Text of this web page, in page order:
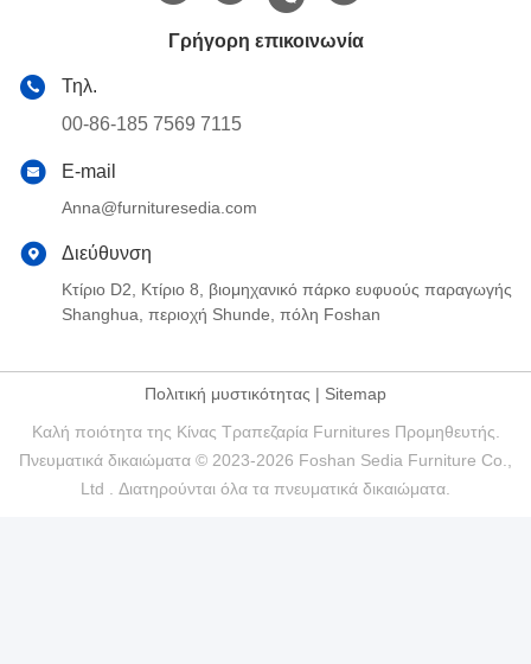
Γρήγορη επικοινωνία
Τηλ.
00-86-185 7569 7115
E-mail
Anna@furnituresedia.com
Διεύθυνση
Κτίριο D2, Κτίριο 8, βιομηχανικό πάρκο ευφυούς παραγωγής
Shanghua, περιοχή Shunde, πόλη Foshan
Πολιτική μυστικότητας | Sitemap
Καλή ποιότητα της Κίνας Τραπεζαρία Furnitures Προμηθευτής.
Πνευματικά δικαιώματα © 2023-2026 Foshan Sedia Furniture Co.,
Ltd . Διατηρούνται όλα τα πνευματικά δικαιώματα.